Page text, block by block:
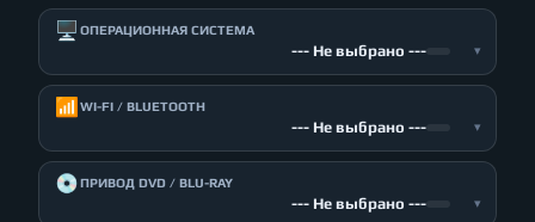
🖥️ ОПЕРАЦИОННАЯ СИСТЕМА
--- Не выбрано --- ▾
📶 WI-FI / BLUETOOTH
--- Не выбрано --- ▾
💿ПРИВОД DVD / BLU-RAY
--- Не выбрано --- ▾